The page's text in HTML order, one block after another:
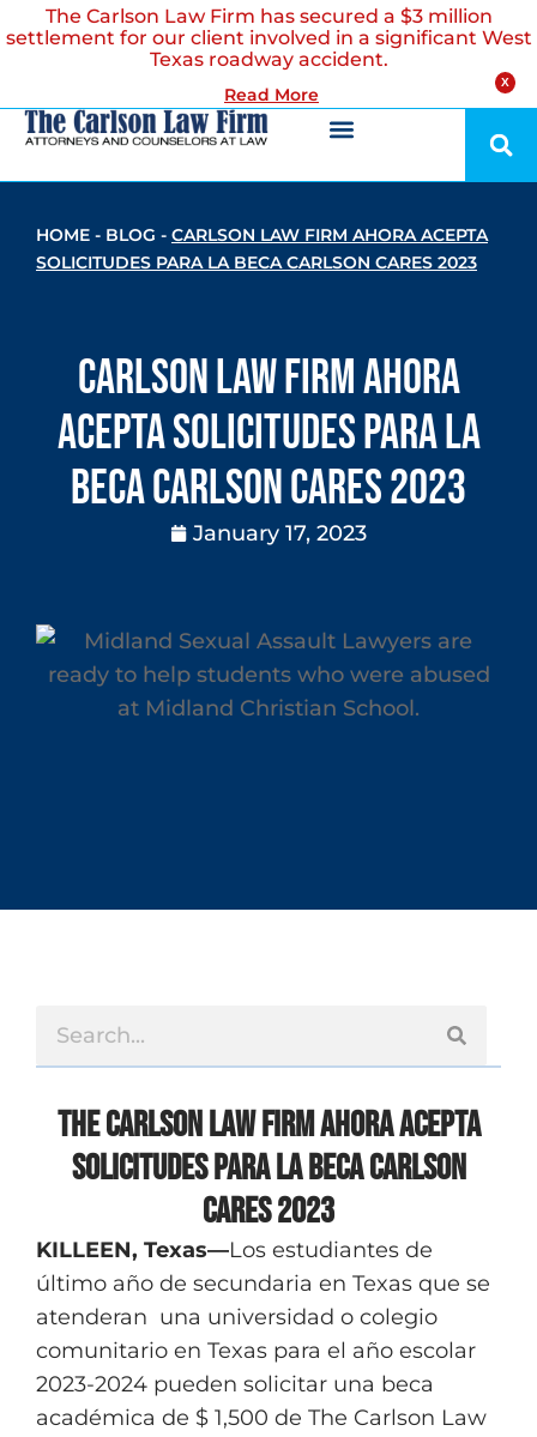
X
The Carlson Law Firm has secured a $3 million
settlement for our client involved in a significant West
Texas roadway accident.
Read More
HOME - BLOG - CARLSON LAW FIRM AHORA ACEPTA
SOLICITUDES PARA LA BECA CARLSON CARES 2023
Carlson Law Firm Ahora
Acepta Solicitudes para la
Beca Carlson Cares 2023
January 17, 2023
The Carlson Law Firm Ahora Acepta
Solicitudes para la Beca Carlson
Cares 2023
KILLEEN, Texas—Los estudiantes de
último año de secundaria en Texas que se
atenderan una universidad o colegio
comunitario en Texas para el año escolar
2023-2024 pueden solicitar una beca
académica de $ 1,500 de The Carlson Law